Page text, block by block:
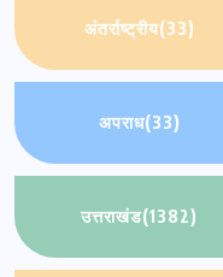
अंतर्राष्ट्रीय(33)
अपराध(33)
उत्तराखंड(1382)